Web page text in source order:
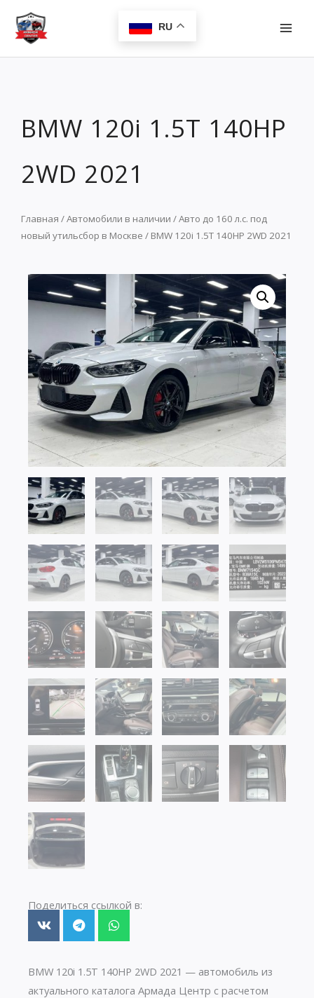
Перейти
содержимому
RU
BMW 120i 1.5T 140HP
2WD 2021
Главная /Автомобили в наличии /Авто до 160 л.с. под
новый утильсбор в Москве / BMW 120i 1.5T 140HP 2WD 2021
Поделиться ссылкой в:
BMW 120i 1.5T 140HP 2WD 2021 — автомобиль из
актуального каталога Армада Центр с расчетом